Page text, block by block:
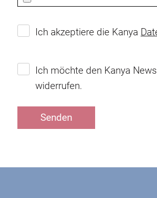
Ich akzeptiere die Kanya
Ich möchte den Kanya
widerrufen.